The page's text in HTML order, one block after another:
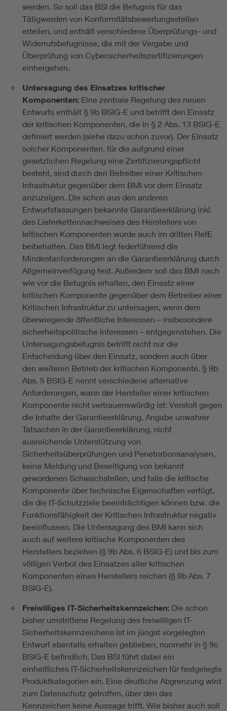
werden. So soll das BSI die Befugnis für das
Tätigwerden von Konformitätsbewertungsstellen
erteilen, und enthält verschiedene Überprüfungs- und
Widerrufsbefugnisse, die mit der Vergabe und
Überprüfung von Cybersicherheitszertifizierungen
einhergehen.
Untersagung des Einsatzes kritischer
Komponenten: Eine zentrale Regelung des neuen
Entwurfs enthält § 9b BSIG-E und betrifft den Einsatz
der kritischen Komponenten, die in § 2 Abs. 13 BSIG-E
definiert werden (siehe dazu schon zuvor). Der Einsatz
solcher Komponenten, für die aufgrund einer
gesetzlichen Regelung eine Zertifizierungspflicht
besteht, sind durch den Betreiber einer Kritischen
Infrastruktur gegenüber dem BMI vor dem Einsatz
anzuzeigen. Die schon aus den anderen
Entwurfsfassungen bekannte Garantieerklärung inkl.
des Lieferkettennachweises des Herstellers von
kritischen Komponenten wurde auch im dritten RefE
beibehalten. Das BMI legt federführend die
Mindestanforderungen an die Garantieerklärung durch
Allgemeinverfügung fest. Außerdem soll das BMI nach
wie vor die Befugnis erhalten, den Einsatz einer
kritischen Komponente gegenüber dem Betreiber einer
Kritischen Infrastruktur zu untersagen, wenn dem
überwiegende öffentliche Interessen – insbesondere
sicherheitspolitische Interessen – entgegenstehen. Die
Untersagungsbefugnis betrifft nicht nur die
Entscheidung über den Einsatz, sondern auch über
den weiteren Betrieb der kritischen Komponente. § 9b
Abs. 5 BSIG-E nennt verschiedene alternative
Anforderungen, wann der Hersteller einer kritischen
Komponente nicht vertrauenswürdig ist: Verstoß gegen
die Inhalte der Garantieerklärung, Angabe unwahrer
Tatsachen in der Garantieerklärung, nicht
ausreichende Unterstützung von
Sicherheitsüberprüfungen und Penetrationsanalysen,
keine Meldung und Beseitigung von bekannt
gewordenen Schwachstellen, und falls die kritische
Komponente über technische Eigenschaften verfügt,
die die IT-Schutzziele beeinträchtigen können bzw. die
Funktionsfähigkeit der Kritischen Infrastruktur negativ
beeinflussen. Die Untersagung des BMI kann sich
auch auf weitere kritische Komponenten des
Herstellers beziehen (§ 9b Abs. 6 BSIG-E) und bis zum
völligen Verbot des Einsatzes aller kritischen
Komponenten eines Herstellers reichen (§ 9b Abs. 7
BSIG-E).
Freiwilliges IT-Sicherheitskennzeichen: Die schon
bisher umstrittene Regelung des freiwilligen IT-
Sicherheitskennzeichens ist im jüngst vorgelegten
Entwurf ebenfalls erhalten geblieben, nunmehr in § 9c
BSIG-E befindlich. Das BSI führt dabei ein
einheitliches IT-Sicherheitskennzeichen für festgelegte
Produktkategorien ein. Eine deutliche Abgrenzung wird
zum Datenschutz getroffen, über den das
Kennzeichen keine Aussage trifft. Wie bisher auch soll